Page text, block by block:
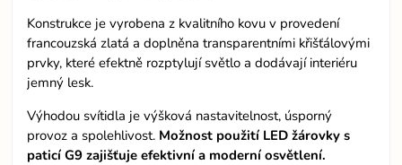
Konstrukce je vyrobena z kvalitního kovu v provedení
francouzská zlatá a doplněna transparentními křišťálovými
prvky, které efektně rozptylují světlo a dodávají interiéru
jemný lesk.
Výhodou svítidla je výšková nastavitelnost, úsporný
provoz a spolehlivost. Možnost použití LED žárovky s
paticí G9 zajišťuje efektivní a moderní osvětlení.